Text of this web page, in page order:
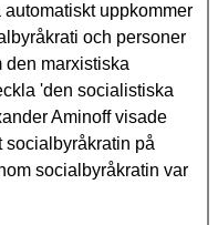
uppkommer
och personer
den marxistiska
'den socialistiska
Aminoff visade
socialbyråkratin på
socialbyråkratin var